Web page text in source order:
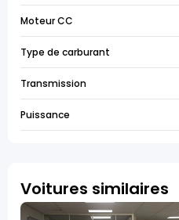
Moteur CC
Type de carburant
Transmission
Puissance
Voitures similaires